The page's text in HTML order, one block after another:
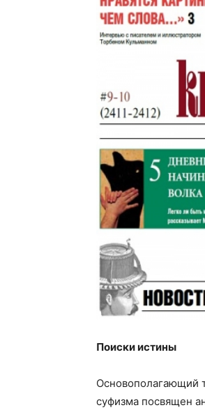
Поиски истины
Основополагающий
суфизма посвящен